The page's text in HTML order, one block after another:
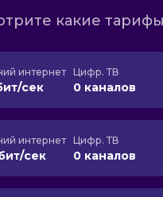
какие
интернет
сек
Цифр. ТВ
0 каналов
интернет
сек
Цифр. ТВ
0 каналов